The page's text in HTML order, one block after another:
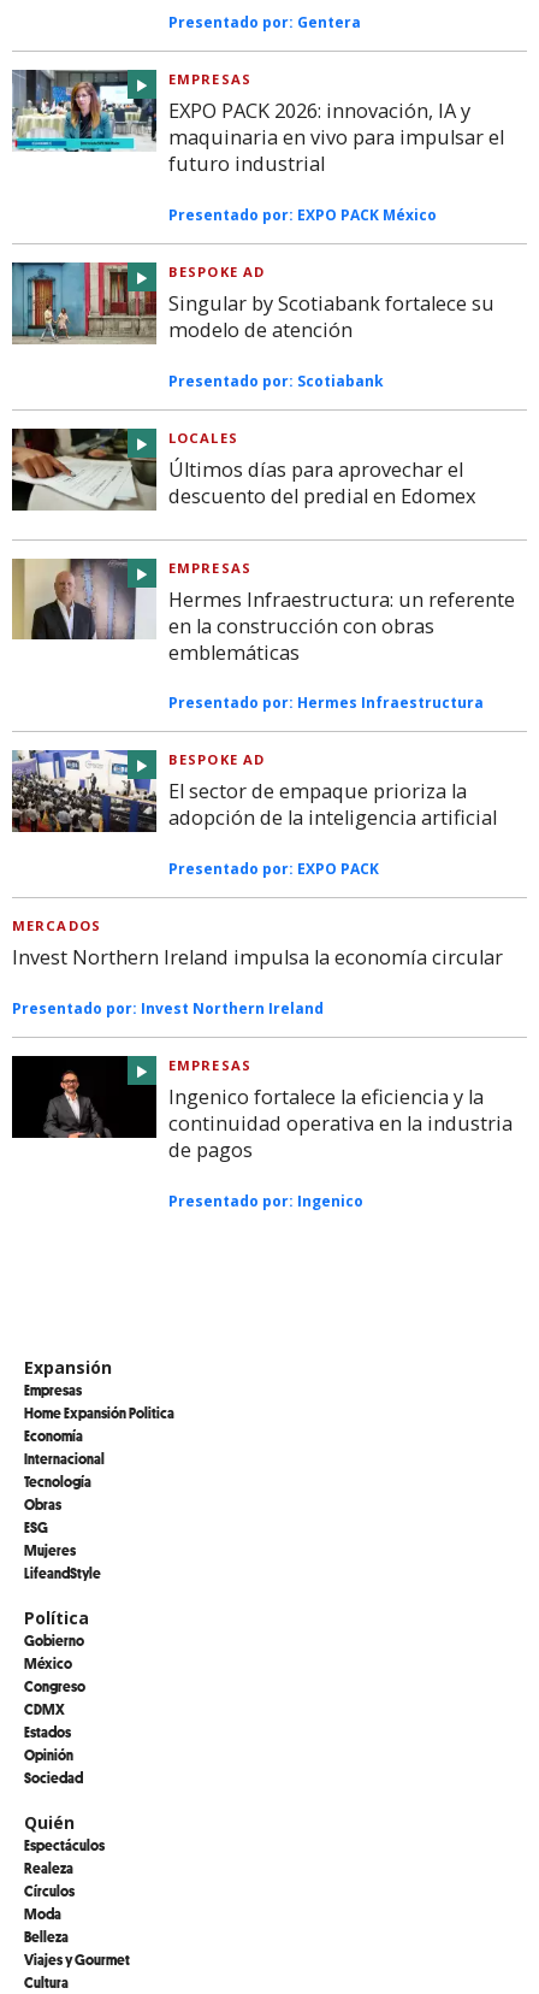
Presentado por: Gentera
EMPRESAS
EXPO PACK 2026: innovación, IA y
maquinaria en vivo para impulsar el
futuro industrial
Presentado por: EXPO PACK México
BESPOKE AD
Singular by Scotiabank fortalece su
modelo de atención
Presentado por: Scotiabank
LOCALES
Últimos días para aprovechar el
descuento del predial en Edomex
EMPRESAS
Hermes Infraestructura: un referente
en la construcción con obras
emblemáticas
Presentado por: Hermes Infraestructura
BESPOKE AD
El sector de empaque prioriza la
adopción de la inteligencia artificial
Presentado por: EXPO PACK
MERCADOS
Invest Northern Ireland impulsa la economía circular
Presentado por: Invest Northern Ireland
EMPRESAS
Ingenico fortalece la eficiencia y la
continuidad operativa en la industria
de pagos
Presentado por: Ingenico
Expansión
Empresas
Home Expansión Politica
Economía
Internacional
Tecnología
Obras
ESG
Mujeres
LifeandStyle
Política
Gobierno
México
Congreso
CDMX
Estados
Opinión
Sociedad
Quién
Espectáculos
Realeza
Círculos
Moda
Belleza
Viajes y Gourmet
Cultura